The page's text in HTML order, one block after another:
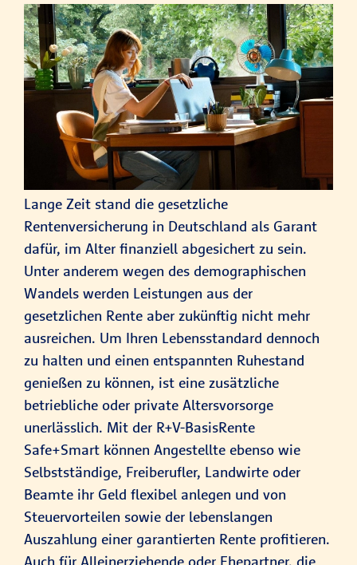
Lange Zeit stand die gesetzliche
Rentenversicherung in Deutschland als Garant
dafür, im Alter finanziell abgesichert zu sein.
Unter anderem wegen des demographischen
Wandels werden Leistungen aus der
gesetzlichen Rente aber zukünftig nicht mehr
ausreichen. Um Ihren Lebensstandard dennoch
zu halten und einen entspannten Ruhestand
genießen zu können, ist eine zusätzliche
betriebliche oder private Altersvorsorge
unerlässlich. Mit der R+V-BasisRente
Safe+Smart können Angestellte ebenso wie
Selbstständige, Freiberufler, Landwirte oder
Beamte ihr Geld flexibel anlegen und von
Steuervorteilen sowie der lebenslangen
Auszahlung einer garantierten Rente profitieren.
Auch für Alleinerziehende oder Ehepartner, die